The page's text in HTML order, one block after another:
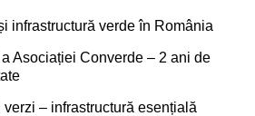
infrastructură verde în România
Asociației Converde – 2 ani de
– infrastructură esențială